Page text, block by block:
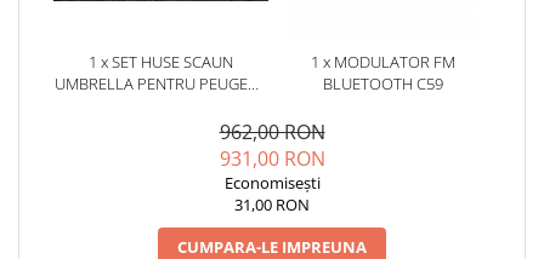
1 x SET HUSE SCAUN
UMBRELLA PENTRU PEUGEOT
FRACTIONATA) CU TETIERE
SPATE IN FORMA DE L
1 x MODULATOR FM
BLUETOOTH C59
962,00 RON
931,00 RON
Economisești
31,00 RON
CUMPARA-LE IMPREUNA